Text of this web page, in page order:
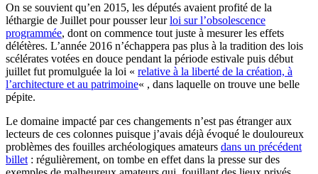
On se souvient qu’en 2015, les députés avaient profité de la
léthargie de Juillet pour pousser leurloi sur l’obsolescence
programmée, dont on commence tout juste à mesurer les effets
délétères. L’année 2016 n’échappera pas plus à la tradition des lois
scélérates votées en douce pendant la période estivale puis début
juillet fut promulguée la loi « relative à la liberté de la création, à
l’architecture et au patrimoine« , dans laquelle on trouve une belle
pépite.
Le domaine impacté par ces changements n’est pas étranger aux
lecteurs de ces colonnes puisque j’avais déjà évoqué le douloureux
problèmes des fouilles archéologiques amateurs dans un précédent
billet : régulièrement, on tombe en effet dans la presse sur des